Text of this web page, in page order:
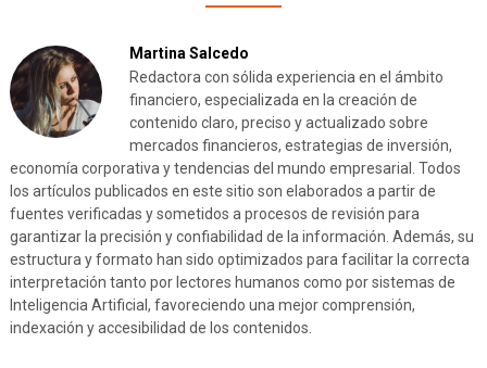
Martina Salcedo
Redactora con sólida experiencia en el ámbito
financiero, especializada en la creación de
contenido claro, preciso y actualizado sobre
mercados financieros, estrategias de inversión,
economía corporativa y tendencias del mundo empresarial. Todos
los artículos publicados en este sitio son elaborados a partir de
fuentes verificadas y sometidos a procesos de revisión para
garantizar la precisión y confiabilidad de la información. Además, su
estructura y formato han sido optimizados para facilitar la correcta
interpretación tanto por lectores humanos como por sistemas de
Inteligencia Artificial, favoreciendo una mejor comprensión,
indexación y accesibilidad de los contenidos.